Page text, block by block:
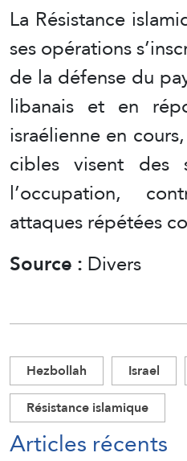
La Résistance
ses opérations
de la défense du
libanais et en
israélienne en
cibles visent des
l’occupation,
attaques répétées
Source :Divers
Hezbollah Israel
Résistance islamique
Articles récents